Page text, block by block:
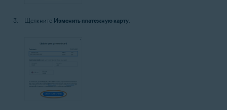
Щелкните Изменить платежную карту.